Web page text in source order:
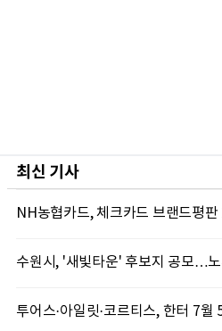
최신 기사
NH농협카드, 체크카드 브랜드평판
투어스·아일릿·코르티스, 한터 7월